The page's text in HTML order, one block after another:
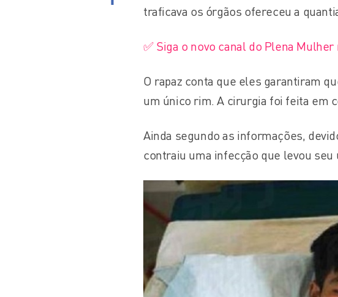
traficava os órgãos ofereceu a
✅ Siga o novo canal do Plena Mulher
O rapaz conta que eles garantiram
um único rim. A cirurgia foi feita em
Ainda segundo as informações,
contraiu uma infecção que levou